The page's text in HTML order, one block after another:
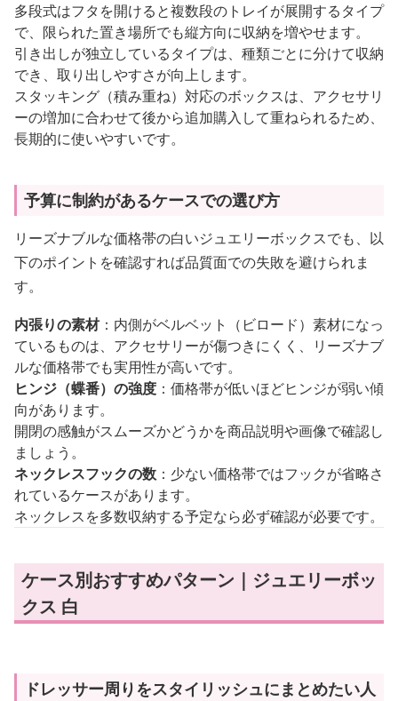
多段式はフタを開けると複数段のトレイが展開するタイプ
で、限られた置き場所でも縦方向に収納を増やせます。
引き出しが独立しているタイプは、種類ごとに分けて収納
でき、取り出しやすさが向上します。
スタッキング（積み重ね）対応のボックスは、アクセサリ
ーの増加に合わせて後から追加購入して重ねられるため、
長期的に使いやすいです。
予算に制約があるケースでの選び方
リーズナブルな価格帯の白いジュエリーボックスでも、以
下のポイントを確認すれば品質面での失敗を避けられま
す。
内張りの素材：内側がベルベット（ビロード）素材になっ
ているものは、アクセサリーが傷つきにくく、リーズナブ
ルな価格帯でも実用性が高いです。
ヒンジ（蝶番）の強度 ：価格帯が低いほどヒンジが弱い傾
向があります。
開閉の感触がスムーズかどうかを商品説明や画像で確認し
ましょう。
ネックレスフックの数 ：少ない価格帯ではフックが省略さ
れているケースがあります。
ネックレスを多数収納する予定なら必ず確認が必要です。
ケース別おすすめパターン｜ジュエリーボッ
クス 白
ドレッサー周りをスタイリッシュにまとめたい人